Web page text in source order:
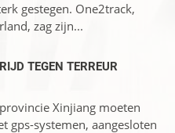
gestegen. One2track,
zag zijn...
TEGEN TERREUR
Xinjiang moeten
gps-systemen, aangesloten